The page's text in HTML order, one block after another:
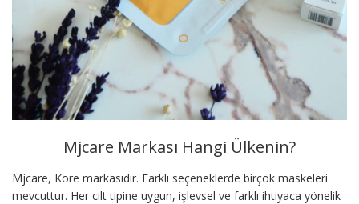
Mjcare Markası Hangi Ülkenin?
Mjcare, Kore markasıdır. Farklı seçeneklerde birçok maskeleri
mevcuttur. Her cilt tipine uygun, işlevsel ve farklı ihtiyaca yönelik